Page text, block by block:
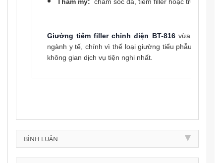
Giường tiêm filler chỉnh điện BT-816vừa
ngành y tế, chính vì thế loại giường tiểu phẫu này dễ
không gian dịch vụ tiện nghi nhất.
BÌNH LUẬN